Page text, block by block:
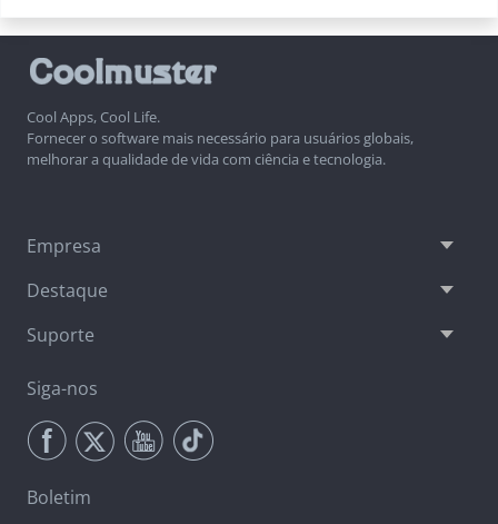
Cool Apps, Cool Life.
Fornecer o software mais necessário para usuários globais,
melhorar a qualidade de vida com ciência e tecnologia.
Empresa
Destaque
Suporte
Siga-nos
Boletim